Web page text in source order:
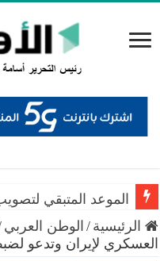
الموعد المتبقي
الرئيسية / الوطن العربي
العسكري لإيران وتدعو